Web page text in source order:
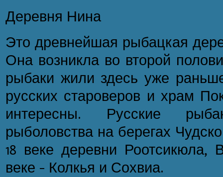
Деревня Нина
Это древнейшая рыбацкая
Она возникла во второй
рыбаки жили здесь уже
русских староверов и храм
интересны. Русские
рыболовства на берегах
18 веке деревни Роотсикюла,
веке - Колкья и Сохвиа.